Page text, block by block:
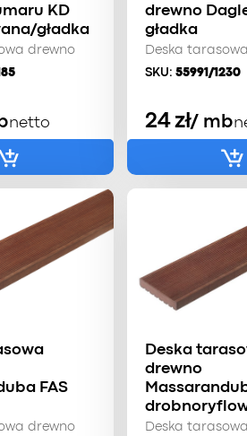
KD
gładka
drewno
netto
drewno
gładka
Deska
SKU: 55991/1230
24zł/ mb
FAS
drewno
Deska
drewno
Deska